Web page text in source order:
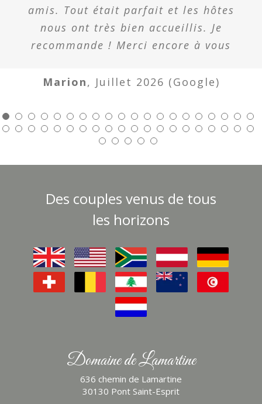
amis. Tout était parfait et les hôtes
nous ont très bien accueillis. Je
recommande ! Merci encore à vous
Marion, Juillet 2026 (Google)
Des couples venus de tous
les horizons
Domaine de Lamartine
636 chemin de Lamartine
30130 Pont Saint-Esprit